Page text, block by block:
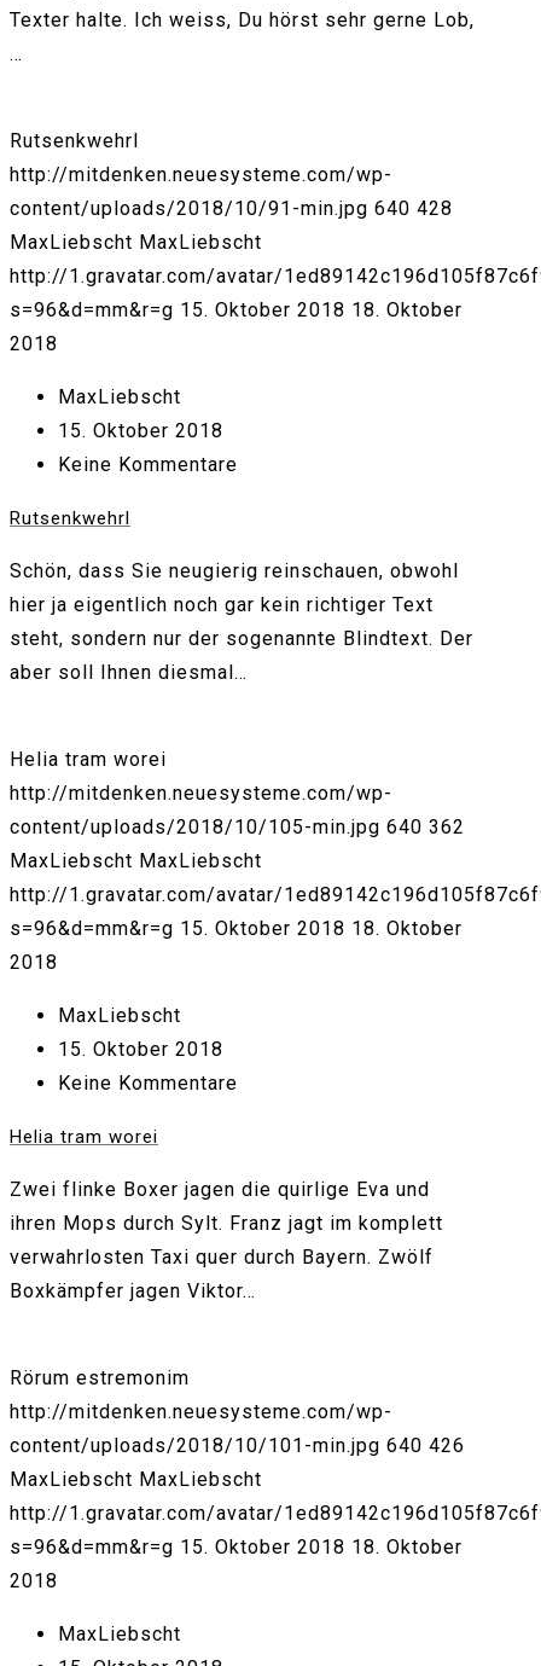
Texter halte. Ich weiss, Du hörst sehr gerne Lob,
…
Rutsenkwehrl
http://mitdenken.neuesysteme.com/wp-
content/uploads/2018/10/91-min.jpg 640 428
MaxLiebscht MaxLiebscht
http://1.gravatar.com/avatar/
s=96&d=mm&r=g 15. Oktober 2018 18. Oktober
2018
MaxLiebscht
15. Oktober 2018
Keine Kommentare
Rutsenkwehrl
Schön, dass Sie neugierig reinschauen, obwohl
hier ja eigentlich noch gar kein richtiger Text
steht, sondern nur der sogenannte Blindtext. Der
aber soll Ihnen diesmal…
Helia tram worei
http://mitdenken.neuesysteme.com/wp-
content/uploads/2018/10/105-min.jpg 640 362
MaxLiebscht MaxLiebscht
http://1.gravatar.com/avatar/
s=96&d=mm&r=g 15. Oktober 2018 18. Oktober
2018
MaxLiebscht
15. Oktober 2018
Keine Kommentare
Helia tram worei
Zwei flinke Boxer jagen die quirlige Eva und
ihren Mops durch Sylt. Franz jagt im komplett
verwahrlosten Taxi quer durch Bayern. Zwölf
Boxkämpfer jagen Viktor…
Rörum estremonim
http://mitdenken.neuesysteme.com/wp-
content/uploads/2018/10/101-min.jpg 640 426
MaxLiebscht MaxLiebscht
http://1.gravatar.com/avatar/
s=96&d=mm&r=g 15. Oktober 2018 18. Oktober
2018
MaxLiebscht